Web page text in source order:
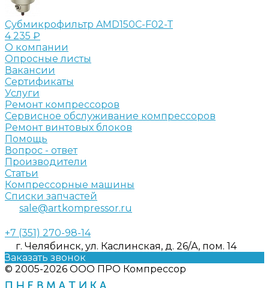
Субмикрофильтр AMD150C-F02-Т
4 235 ₽
О компании
Опросные листы
Вакансии
Сертификаты
Услуги
Ремонт компрессоров
Сервисное обслуживание компрессоров
Ремонт винтовых блоков
Помощь
Вопрос - ответ
Производители
Статьи
Компрессорные машины
Списки запчастей
sale@artkompressor.ru
+7 (351) 270-98-14
г. Челябинск, ул. Каслинская, д. 26/А, пом. 14
Заказать звонок
© 2005-2026 ООО ПРО Компрессор